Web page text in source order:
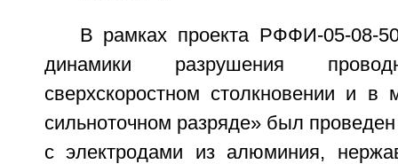
В рамках проекта РФФИ-05-08-
динамики разрушения
сверхскоростном столкновении и
сильноточном разряде» был
с электродами из алюминия,